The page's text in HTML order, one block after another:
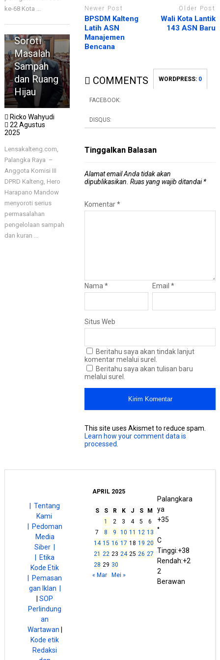
Newer Post
BPSDM Kalteng
Latih ASN
Manajemen
Bencana
Older Post
Wali Kota Lantik
143 ASN Baru
COMMENTS WORDPRESS: 0
FACEBOOK:
DISQUS:
Tinggalkan Balasan
Alamat email Anda tidak akan
dipublikasikan. Ruas yang wajib ditandai*
Komentar*
Nama* Email *
Situs Web
Beritahu saya akan tindak lanjut
komentar melalui surel.
Beritahu saya akan tulisan baru
melalui surel.
This site uses Akismet to reduce spam.
Learn how your comment data is
processed
ke-68 Kota ...
TENGAH
Kalteng
Soroti
Masalah
Sampah
dan Ruang
Hijau
Ricko Wahyudi
22 Agustus
2025
Lensakalteng.com,
Palangka Raya –
Anggota Komisi III
DPRD Kalteng, Hero
Harapano Mandow
menyoroti serius
permasalahan
pengelolaan sampah
dan kuran ...
| Tentang
Kami
Pedoman
Media
Siber |
| Etika
Kode Etik
Pemasan
gan Iklan |
|SOP
Perlindung
an
Wartawan
Kode etik
Redaksi
APRIL 2025
S S R K J S
M
1
2 3 4 5
6
7
8 9 10 11 12 13
14 15 16 17 18 19 20
21 22 23 24 25 26 27
28 29 30
« Mar
Mei »
Palangkara
ya
+35
°
C
Tinggi:+38
Rendah:+2
2
Berawan